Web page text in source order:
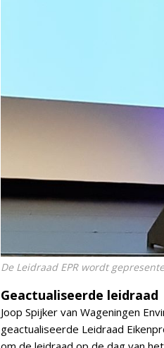
De Leidraad EPR wordt
Geactualiseerde leidraad
Joop Spijker van Wageningen
geactualiseerde Leidraad